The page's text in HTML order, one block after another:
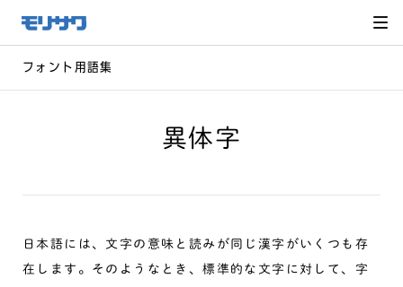
メ
ニュー
飛ばし
へ移動
フォント用語集
異体字
日本語には、文字の意味と読みが同じ漢字がいくつも存
在します。そのようなとき、標準的な文字に対して、字